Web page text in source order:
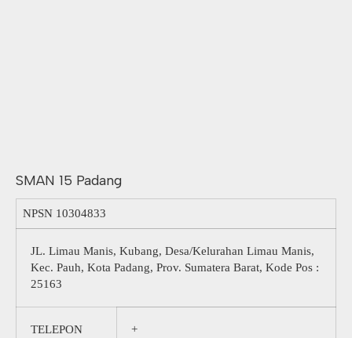
SMAN 15 Padang
NPSN 10304833
JL. Limau Manis, Kubang, Desa/Kelurahan Limau Manis,
Kec. Pauh, Kota Padang, Prov. Sumatera Barat, Kode Pos :
25163
TELEPON +